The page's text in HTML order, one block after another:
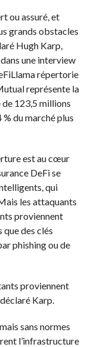
ou assuré, et
grands obstacles
Hugh Karp,
une interview
répertorie
représente la
123,5 millions
du marché plus
est au cœur
DeFi se
qui
les attaquants
proviennent
des clés
phishing ou de
proviennent
Karp.
sans normes
l’infrastructure